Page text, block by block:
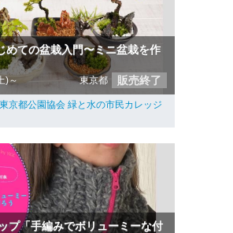
ての盆栽入門〜ミニ盆栽を作
)～ 東京都 販売終了
京都公園協会 緑と水の市民カレッジ
プ「手編みでボリューミーな付